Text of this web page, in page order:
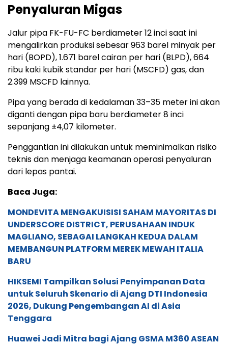
Penyaluran Migas
Jalur pipa FK-FU-FC berdiameter 12 inci saat ini
mengalirkan produksi sebesar 963 barel minyak per
hari (BOPD), 1.671 barel cairan per hari (BLPD), 664
ribu kaki kubik standar per hari (MSCFD) gas, dan
2.399 MSCFD lainnya.
Pipa yang berada di kedalaman 33–35 meter ini akan
diganti dengan pipa baru berdiameter 8 inci
sepanjang ±4,07 kilometer.
Penggantian ini dilakukan untuk meminimalkan risiko
teknis dan menjaga keamanan operasi penyaluran
dari lepas pantai.
Baca Juga:
MONDEVITA MENGAKUISISI SAHAM MAYORITAS DI
UNDERSCORE DISTRICT, PERUSAHAAN INDUK
MAGLIANO, SEBAGAI LANGKAH KEDUA DALAM
MEMBANGUN PLATFORM MEREK MEWAH ITALIA
BARU
HIKSEMI Tampilkan Solusi Penyimpanan Data
untuk Seluruh Skenario di Ajang DTI Indonesia
2026, Dukung Pengembangan AI di Asia
Tenggara
Huawei Jadi Mitra bagi Ajang GSMA M360 ASEAN